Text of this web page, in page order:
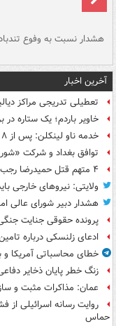
هشدار نسبت به وفوع
آخرین اخبار
تعطیلی تدریجی مراکز
خاویر باردم؛ یک ستاره
خدمه ناو لینکلن: پس از ۸ ماه حضور در دریا خسته و درمانده‌ شدیم
توافق بغداد و شرکت
۴ متهم قتل حمیدرضا رجب‌زاده دستگیر شدند
ولایتی: نیروهای خارجی
هشدار دبیر شورای عالی
پرونده حقوقی جنایت
ادعای زلنسکی درباره
خطای محاسباتی آمریکا و
زنگ خطر پایان ذخایر
عمان: مذاکرات مثبت و
روایت رسانه اسرائیلی
حماس